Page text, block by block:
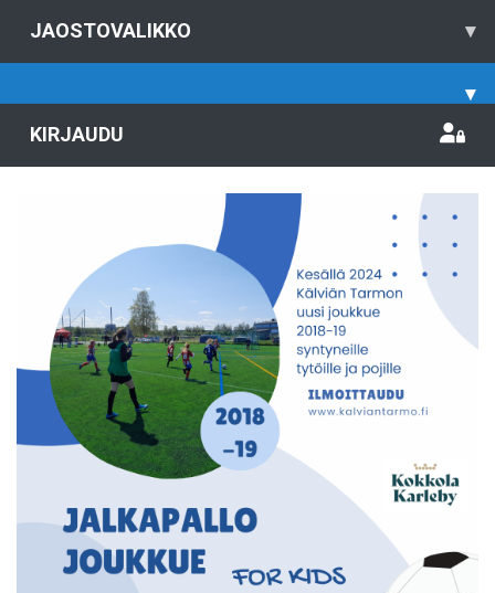
JAOSTOVALIKKO ▾
▾
KIRJAUDU